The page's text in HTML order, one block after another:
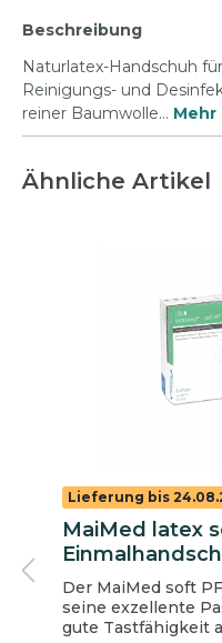
Beschreibung
Naturlatex-Handschuh
Reinigungs- und
reiner Baumwolle… Mehr
Ähnliche Artikel
Lieferung bis
MaiMed latex
ungepudert
Der MaiMed soft
seine exzellente
gute Tastfähigkeit